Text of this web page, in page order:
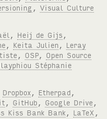
,Visual Culture
Heij de Gijs
Keita Julien
Leray
OSP, Open Source
Stéphanie
Dropbox Etherpad
GitHub Google Drive
Kiss Bank Bank LaTeX